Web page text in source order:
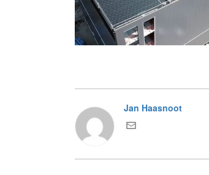
Jan Haasnoot